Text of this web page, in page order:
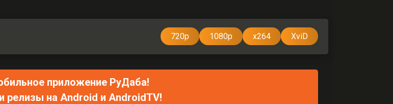
720p 1080p x264 XviD
приложение РуДаба!
релизы на Android и AndroidTV!